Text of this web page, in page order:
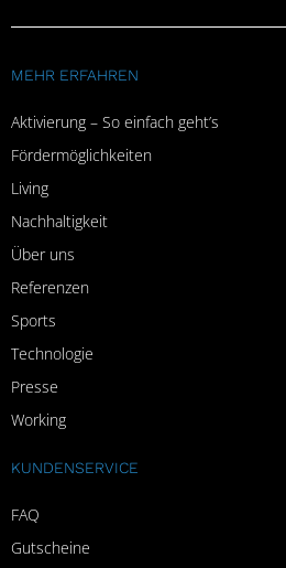
MEHR ERFAHREN
Aktivierung – So einfach geht’s
Fördermöglichkeiten
Living
Nachhaltigkeit
Über uns
Referenzen
Sports
Technologie
Presse
Working
KUNDENSERVICE
FAQ
Gutscheine